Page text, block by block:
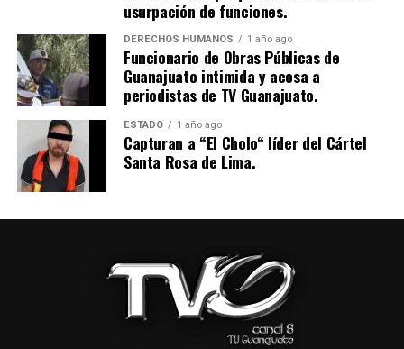
usurpación de funciones.
DERECHOS HUMANOS 1 año ago
Funcionario de Obras Públicas de
Guanajuato intimida y acosa a
periodistas de TV Guanajuato.
ESTADO 1 año ago
Capturan a “El Cholo“ líder del Cártel
Santa Rosa de Lima.